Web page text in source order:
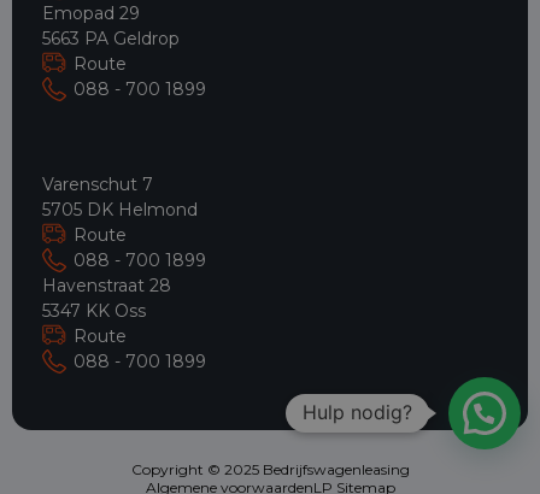
Emopad 29
5663 PA Geldrop
Route
088 - 700 1899
Varenschut 7
5705 DK Helmond
Route
088 - 700 1899
Havenstraat 28
5347 KK Oss
Route
088 - 700 1899
Copyright © 2025 Bedrijfswagenleasing
Algemene voorwaardenLP Sitemap
Hulp nodig?